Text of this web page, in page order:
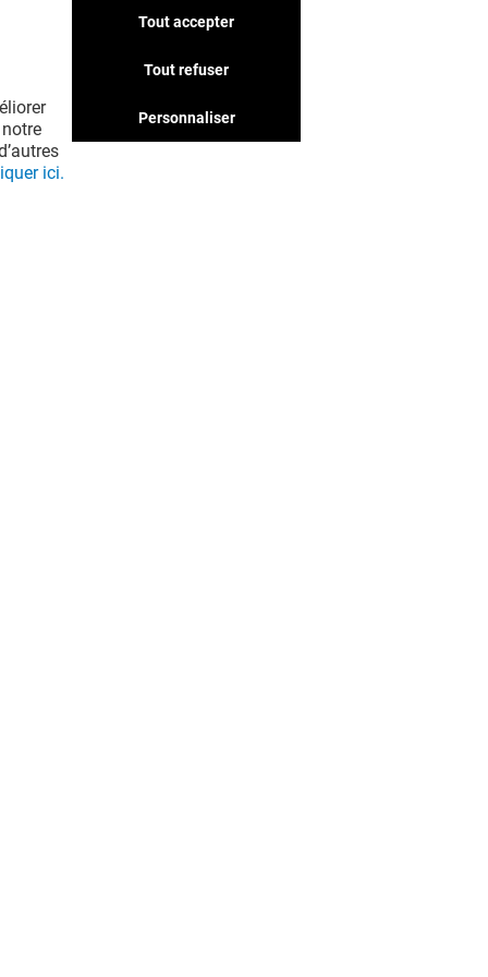
ici.
Tout accepter
Tout refuser
Personnaliser